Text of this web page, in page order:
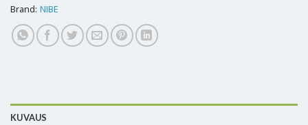
Brand: NIBE
KUVAUS